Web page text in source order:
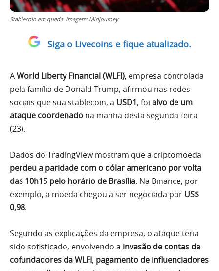
Stablecoin em queda. Imagem: Midjourney.
Siga o Livecoins e fique atualizado.
AWorld Liberty Financial (WLFI), empresa controlada
pela família de Donald Trump, afirmou nas redes
sociais que sua stablecoin, a USD1, foi alvo de um
ataque coordenado na manhã desta segunda-feira
(23).
Dados do TradingView mostram que a criptomoeda
perdeu a paridade com o dólar americano por volta
das 10h15 pelo horário de Brasília. Na Binance, por
exemplo, a moeda chegou a ser negociada por US$
0,98.
Segundo as explicações da empresa, o ataque teria
sido sofisticado, envolvendo a invasão de contas de
cofundadores da WLFI, pagamento de influenciadores